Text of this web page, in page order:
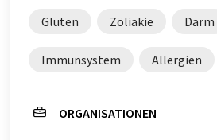
Gluten Zöliakie Darm
Immunsystem Allergien
ORGANISATIONEN